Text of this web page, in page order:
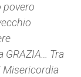
povero
GRAZIA… Tra
Misericordia